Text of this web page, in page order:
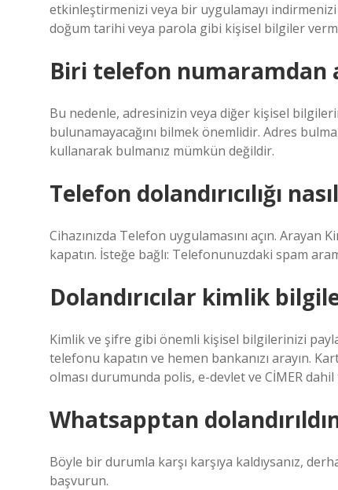
etkinleştirmenizi veya bir uygulamayı
doğum tarihi veya parola gibi kişisel bilgiler
Biri telefon numaramdan
Bu nedenle, adresinizin veya diğer kişisel
bulunamayacağını bilmek önemlidir. Adres
kullanarak bulmanız mümkün değildir.
Telefon dolandırıcılığı
Cihazınızda Telefon uygulamasını açın. Arayan
kapatın. İsteğe bağlı: Telefonunuzdaki spam
Dolandırıcılar kimlik
Kimlik ve şifre gibi önemli kişisel bilgilerinizi
telefonu kapatın ve hemen bankanızı arayın.
olması durumunda polis, e-devlet ve CİMER
Whatsapptan
Böyle bir durumla karşı karşıya kaldıysanız,
başvurun.